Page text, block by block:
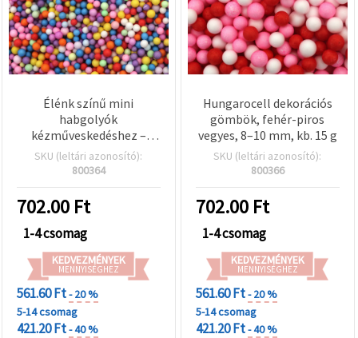
Élénk színű mini
habgolyók
kézműveskedéshez –
vegyes színek, 3–4 mm, 15
g
SKU (leltári azonosító):
800364
702.00 Ft
1-4 csomag
KEDVEZMÉNYEK
MENNYISÉGHEZ
561.60 Ft- 20 %
5-14 csomag
421.20 Ft- 40 %
Hungarocell dekorációs
gömbök, fehér-piros
vegyes, 8–10 mm, kb. 15 g
SKU (leltári azonosító):
800366
702.00 Ft
1-4 csomag
KEDVEZMÉNYEK
MENNYISÉGHEZ
561.60 Ft- 20 %
5-14 csomag
421.20 Ft- 40 %